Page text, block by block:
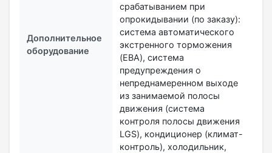
Дополнительное
оборудование
срабатыванием при
опрокидывании (по заказу):
система автоматического
экстренного торможения
(EBA), система
предупреждения о
непреднамеренном выходе
из занимаемой полосы
движения (система
контроля полосы движения
LGS), кондиционер (климат-
контроль), холодильник,